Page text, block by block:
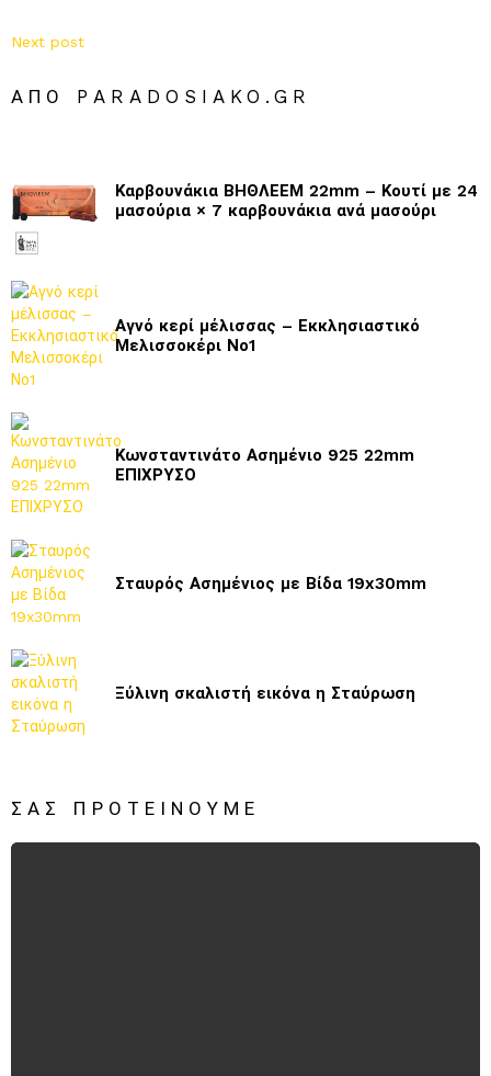
Next post
ΑΠΌ PARADOSIAKO.GR
Καρβουνάκια ΒΗΘΛΕΕΜ 22mm – Κουτί με 24
μασούρια × 7 καρβουνάκια ανά μασούρι
Αγνό κερί μέλισσας – Εκκλησιαστικό
Μελισσοκέρι Νο1
Κωνσταντινάτο Ασημένιο 925 22mm
ΕΠΙΧΡΥΣΟ
Σταυρός Ασημένιος με Βίδα 19x30mm
Ξύλινη σκαλιστή εικόνα η Σταύρωση
ΣΑΣ ΠΡΟΤΕΊΝΟΥΜΕ